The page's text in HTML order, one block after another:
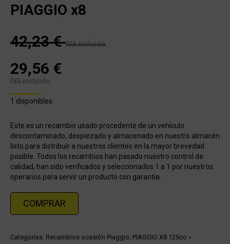
PIAGGIO x8
42,23€ IVA incluido
29,56 €
IVA incluido
1 disponibles
Este es un recambio usado procedente de un vehículo
descontaminado, despiezado y almacenado en nuestro almacén
listo para distribuir a nuestros clientes en la mayor brevedad
posible. Todos los recambios han pasado nuestro control de
calidad, han sido verificados y seleccionados 1 a 1 por nuestros
operarios para servir un producto con garantía.
COMPRAR
Categorías: Recambios ocasión Piaggio, PIAGGIO X8 125cc